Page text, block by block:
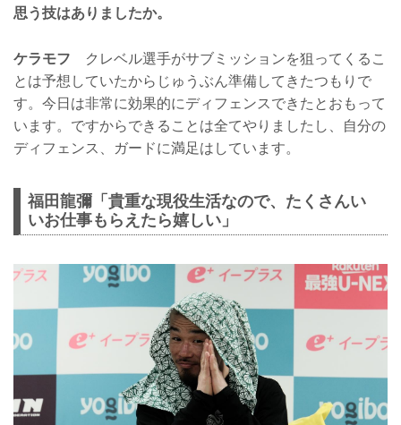
思う技はありましたか。
ケラモフ クレベル選手がサブミッションを狙ってくるこ
とは予想していたからじゅうぶん準備してきたつもりで
す。今日は非常に効果的にディフェンスできたとおもって
います。ですからできることは全てやりましたし、自分の
ディフェンス、ガードに満足はしています。
福田龍彌「貴重な現役生活なので、たくさんい
いお仕事もらえたら嬉しい」